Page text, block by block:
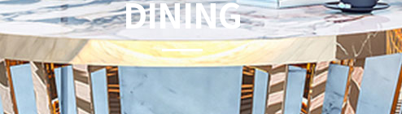
디럭스
스위트
VIP
몰타
서고집
bhc치킨&비치비어
코인세탁실
노래방
오락실
테마별여행
축제/행사 비
DINING